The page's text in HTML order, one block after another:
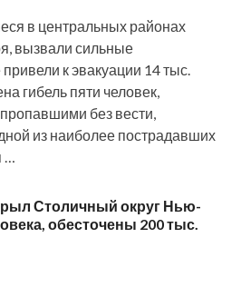
в центральных районах
вызвали сильные
к эвакуации 14 тыс.
гибель пяти человек,
без вести,
из наиболее пострадавших
Столичный округ Нью-
обесточены 200 тыс.